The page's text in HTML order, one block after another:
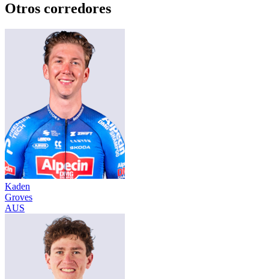
Otros corredores
Kaden
Groves
AUS